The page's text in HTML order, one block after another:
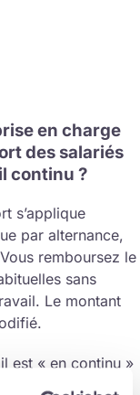
en charge
des salariés
continu ?
s’applique
par alternance,
remboursez le
sans
Le montant
est « en continu »
Si vos